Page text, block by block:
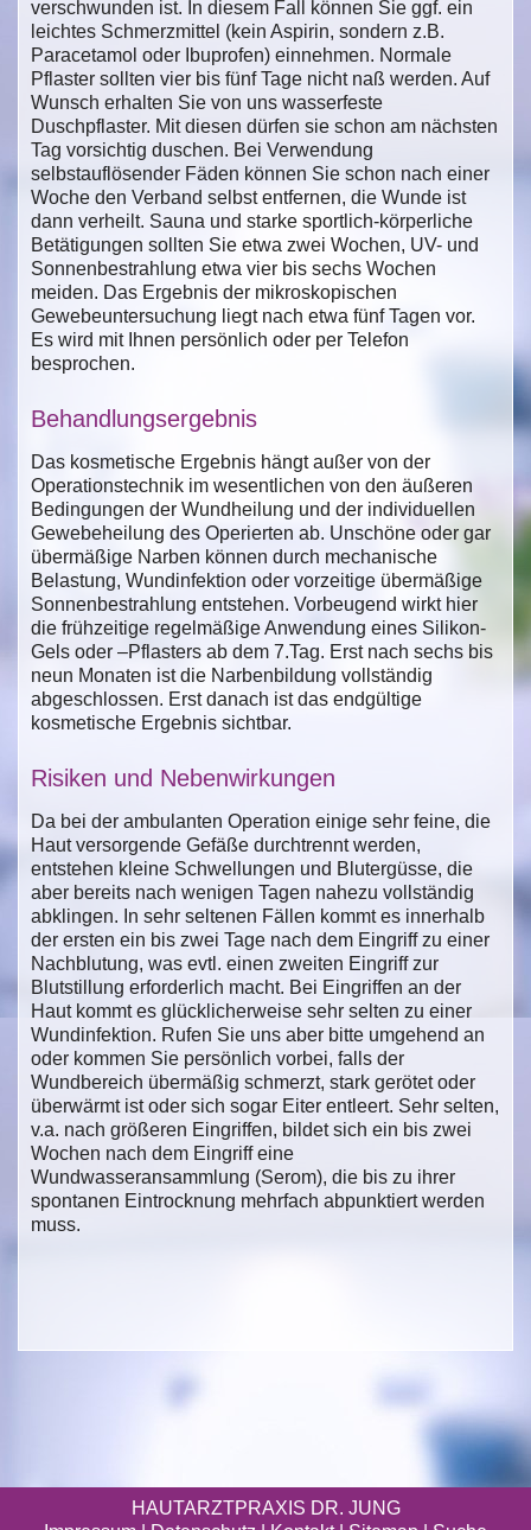
verschwunden ist. In diesem Fall können Sie ggf. ein
leichtes Schmerzmittel (kein Aspirin, sondern z.B.
Paracetamol oder Ibuprofen) einnehmen. Normale
Pflaster sollten vier bis fünf Tage nicht naß werden. Auf
Wunsch erhalten Sie von uns wasserfeste
Duschpflaster. Mit diesen dürfen sie schon am nächsten
Tag vorsichtig duschen. Bei Verwendung
selbstauflösender Fäden können Sie schon nach einer
Woche den Verband selbst entfernen, die Wunde ist
dann verheilt. Sauna und starke sportlich-körperliche
Betätigungen sollten Sie etwa zwei Wochen, UV- und
Sonnenbestrahlung etwa vier bis sechs Wochen
meiden. Das Ergebnis der mikroskopischen
Gewebeuntersuchung liegt nach etwa fünf Tagen vor.
Es wird mit Ihnen persönlich oder per Telefon
besprochen.
Behandlungsergebnis
Das kosmetische Ergebnis hängt außer von der
Operationstechnik im wesentlichen von den äußeren
Bedingungen der Wundheilung und der individuellen
Gewebeheilung des Operierten ab. Unschöne oder gar
übermäßige Narben können durch mechanische
Belastung, Wundinfektion oder vorzeitige übermäßige
Sonnenbestrahlung entstehen. Vorbeugend wirkt hier
die frühzeitige regelmäßige Anwendung eines Silikon-
Gels oder –Pflasters ab dem 7.Tag. Erst nach sechs bis
neun Monaten ist die Narbenbildung vollständig
abgeschlossen. Erst danach ist das endgültige
kosmetische Ergebnis sichtbar.
Risiken und Nebenwirkungen
Da bei der ambulanten Operation einige sehr feine, die
Haut versorgende Gefäße durchtrennt werden,
entstehen kleine Schwellungen und Blutergüsse, die
aber bereits nach wenigen Tagen nahezu vollständig
abklingen. In sehr seltenen Fällen kommt es innerhalb
der ersten ein bis zwei Tage nach dem Eingriff zu einer
Nachblutung, was evtl. einen zweiten Eingriff zur
Blutstillung erforderlich macht. Bei Eingriffen an der
Haut kommt es glücklicherweise sehr selten zu einer
Wundinfektion. Rufen Sie uns aber bitte umgehend an
oder kommen Sie persönlich vorbei, falls der
Wundbereich übermäßig schmerzt, stark gerötet oder
überwärmt ist oder sich sogar Eiter entleert. Sehr selten,
v.a. nach größeren Eingriffen, bildet sich ein bis zwei
Wochen nach dem Eingriff eine
Wundwasseransammlung (Serom), die bis zu ihrer
spontanen Eintrocknung mehrfach abpunktiert werden
muss.
HAUTARZTPRAXIS DR. JUNG